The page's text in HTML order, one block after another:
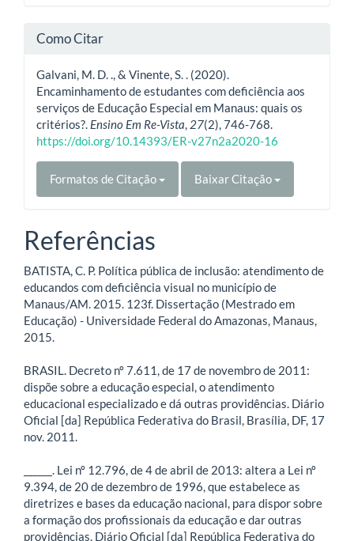
Como Citar
Galvani, M. D. ., & Vinente, S. . (2020).
Encaminhamento de estudantes com deficiência aos
serviços de Educação Especial em Manaus: quais os
critérios?. Ensino Em Re-Vista, 27(2), 746-768.
https://doi.org/10.14393/ER-v27n2a2020-16
Formatos de Citação Baixar Citação
Referências
BATISTA, C. P. Política pública de inclusão: atendimento de
educandos com deficiência visual no município de
Manaus/AM. 2015. 123f. Dissertação (Mestrado em
Educação) - Universidade Federal do Amazonas, Manaus,
2015.
BRASIL. Decreto nº 7.611, de 17 de novembro de 2011:
dispõe sobre a educação especial, o atendimento
educacional especializado e dá outras providências. Diário
Oficial [da] República Federativa do Brasil, Brasília, DF, 17
nov. 2011.
______. Lei nº 12.796, de 4 de abril de 2013: altera a Lei nº
9.394, de 20 de dezembro de 1996, que estabelece as
diretrizes e bases da educação nacional, para dispor sobre
a formação dos profissionais da educação e dar outras
providências. Diário Oficial [da] República Federativa do